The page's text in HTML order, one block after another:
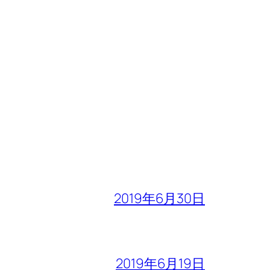
2019年6月30日
2019年6月19日